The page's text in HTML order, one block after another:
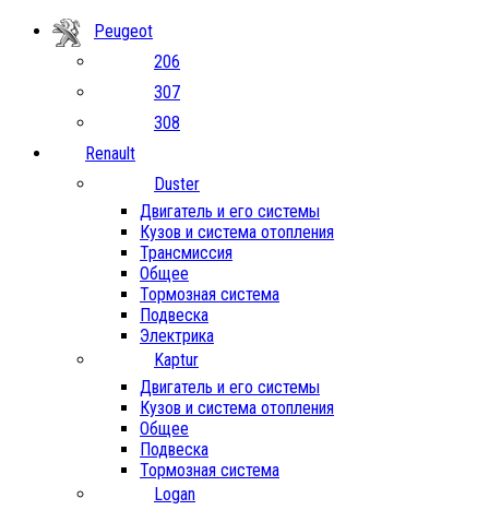
Peugeot
206
307
308
Renault
Duster
Двигатель и его системы
Кузов и система отопления
Трансмиссия
Общее
Тормозная система
Подвеска
Электрика
Kaptur
Двигатель и его системы
Кузов и система отопления
Общее
Подвеска
Тормозная система
Logan